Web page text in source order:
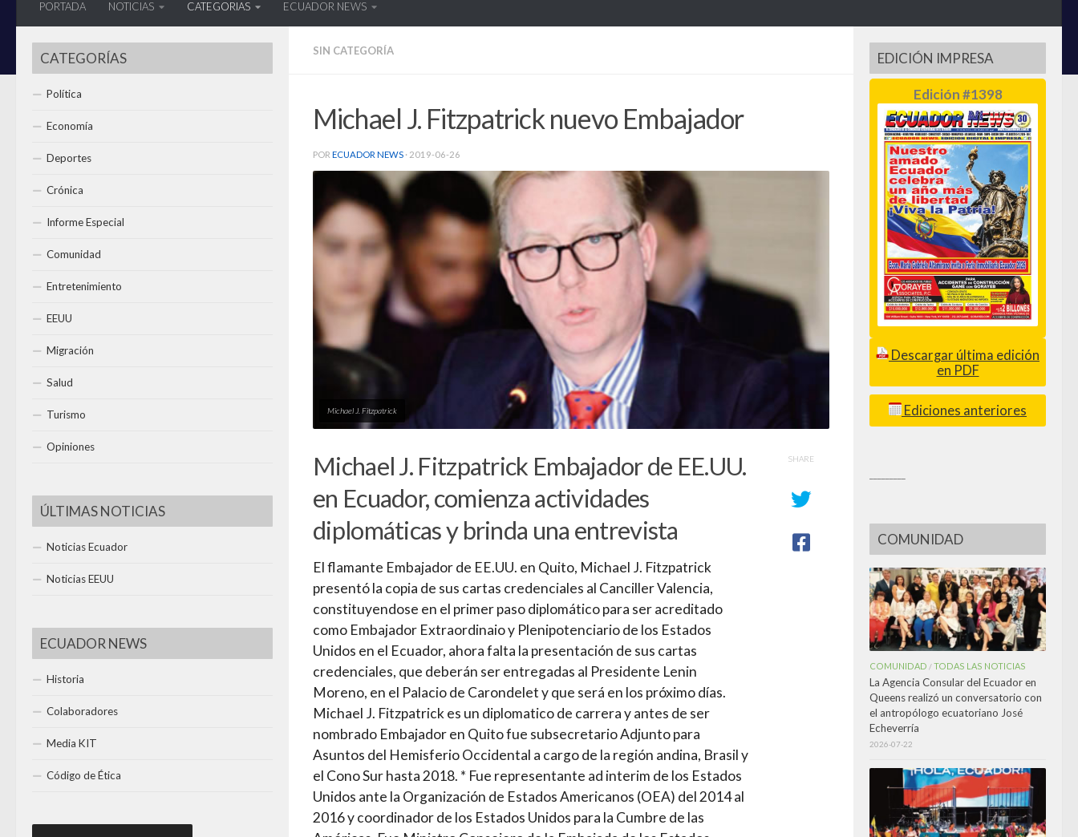
PORTADA NOTICIAS CATEGORIAS ECUADOR NEWS
SIN CATEGORÍA
Michael J. Fitzpatrick nuevo Embajador
POR ECUADOR NEWS · 2019-06-26
Michael J. Fitzpatrick
Michael J. Fitzpatrick Embajador de EE.UU.
en Ecuador, comienza actividades
diplomáticas y brinda una entrevista
El flamante Embajador de EE.UU. en Quito, Michael J. Fitzpatrick
presentó la copia de sus cartas credenciales al Canciller Valencia,
constituyendose en el primer paso diplomático para ser acreditado
como Embajador Extraordinaio y Plenipotenciario de los Estados
Unidos en el Ecuador, ahora falta la presentación de sus cartas
credenciales, que deberán ser entregadas al Presidente Lenin
Moreno, en el Palacio de Carondelet y que será en los próximo días.
Michael J. Fitzpatrick es un diplomatico de carrera y antes de ser
nombrado Embajador en Quito fue subsecretario Adjunto para
Asuntos del Hemisferio Occidental a cargo de la región andina, Brasil y
el Cono Sur hasta 2018. * Fue representante ad interim de los Estados
Unidos ante la Organización de Estados Americanos (OEA) del 2014 al
2016 y coordinador de los Estados Unidos para la Cumbre de las
SHARE
CATEGORÍAS
Política
Economía
Deportes
Crónica
Informe Especial
Comunidad
Entretenimiento
EEUU
Migración
Salud
Turismo
Opiniones
ÚLTIMAS NOTICIAS
Noticias Ecuador
Noticias EEUU
ECUADOR NEWS
Historia
Colaboradores
Media KIT
Código de Ética
EDICIÓN IMPRESA
Edición #1398
Descargar última edición
en PDF
Ediciones anteriores
COMUNIDAD
COMUNIDAD /TODAS LAS NOTICIAS
La Agencia Consular del Ecuador en
Queens realizó un conversatorio con
el antropólogo ecuatoriano José
Echeverría
2026-07-22